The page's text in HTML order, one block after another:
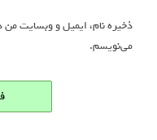
ذخیره نام، ایمیل و وبسایت من
می‌نویسم.